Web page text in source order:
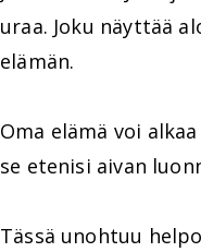
uraa. Joku näyttää
elämän.
Oma elämä voi
se etenisi aivan
Tässä unohtuu